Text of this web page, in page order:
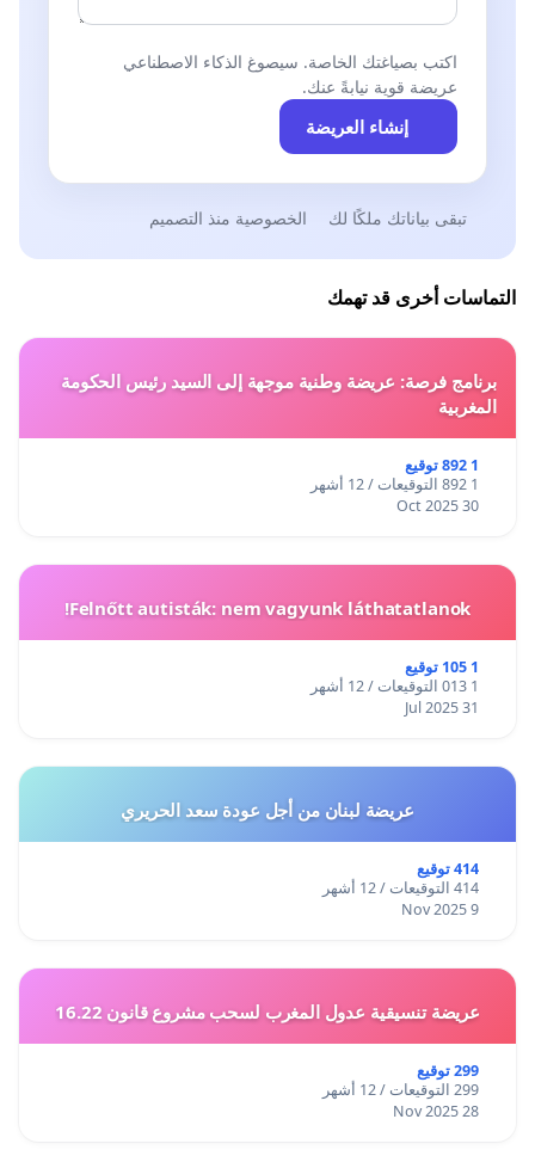
اكتب بصياغتك الخاصة. سيصوغ الذكاء الاصطناعي
عريضة قوية نيابةً عنك.
إنشاء العريضة
تبقى بياناتك ملكًا لك الخصوصية منذ التصميم
التماسات أخرى قد تهمك
برنامج فرصة: عريضة وطنية موجهة إلى السيد رئيس الحكومة
المغربية
1 892 توقيع
1 892 التوقيعات / 12 أشهر
30 Oct 2025
Felnőtt autisták: nem vagyunk láthatatlanok!
1 105 توقيع
1 013 التوقيعات / 12 أشهر
31 Jul 2025
عريضة لبنان من أجل عودة سعد الحريري
414 توقيع
414 التوقيعات / 12 أشهر
9 Nov 2025
عريضة تنسيقية عدول المغرب لسحب مشروع قانون 16.22
299 توقيع
299 التوقيعات / 12 أشهر
28 Nov 2025